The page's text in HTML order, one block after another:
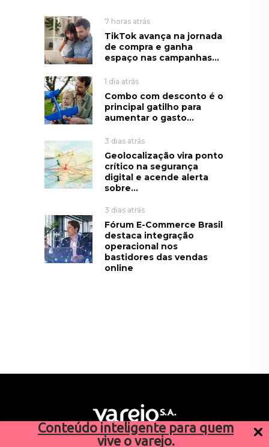
Conteúdo inteligente para quem
vive o varejo.
7 horas atrás
TikTok avança na jornada
de compra e ganha
espaço nas campanhas...
1 dia atrás
Combo com desconto é o
principal gatilho para
aumentar o gasto...
3 dias atrás
Geolocalização vira ponto
crítico na segurança
digital e acende alerta
sobre...
3 dias atrás
Fórum E-Commerce Brasil
destaca integração
operacional nos
bastidores das vendas
online